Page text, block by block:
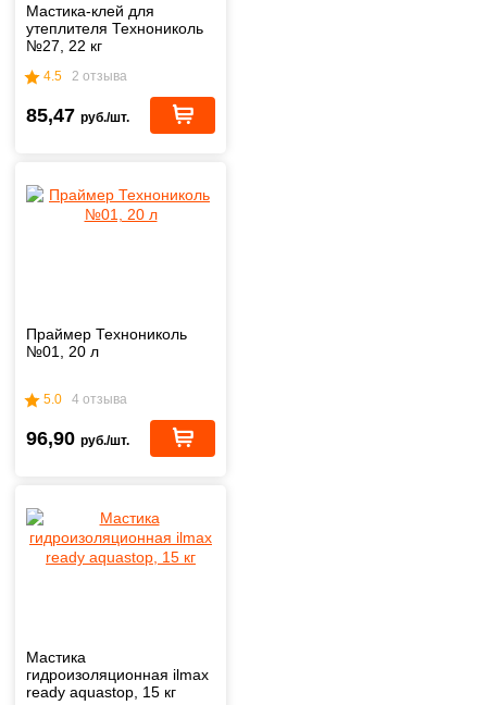
Мастика-клей для
утеплителя Технониколь
№27, 22 кг
4.5 2 отзыва
85,47 руб./шт.
Праймер Технониколь
№01, 20 л
5.0 4 отзыва
96,90 руб./шт.
Мастика
гидроизоляционная ilmax
ready aquastop, 15 кг